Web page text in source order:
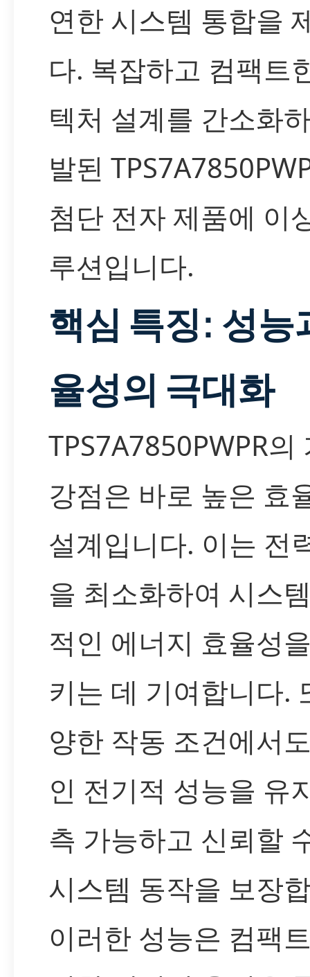
연한 시스템 통합을
다. 복잡하고 컴팩트
텍처 설계를 간소화
발된
첨단 전자 제품에 이
루션입니다.
핵심 특징: 성능
율성의 극대화
TPS7A7850PWPR의
강점은 바로 높은 효
설계입니다. 이는 전
을 최소화하여 시스
적인 에너지 효율성
키는 데 기여합니다.
양한 작동 조건에서
인 전기적 성능을 유
측 가능하고 신뢰할
시스템 동작을 보장
이러한 성능은 컴팩